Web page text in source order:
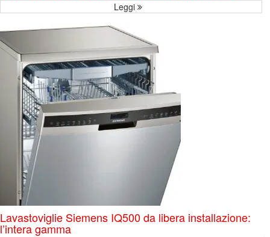
Leggi
Lavastoviglie Siemens IQ500 da libera installazione:
l’intera gamma